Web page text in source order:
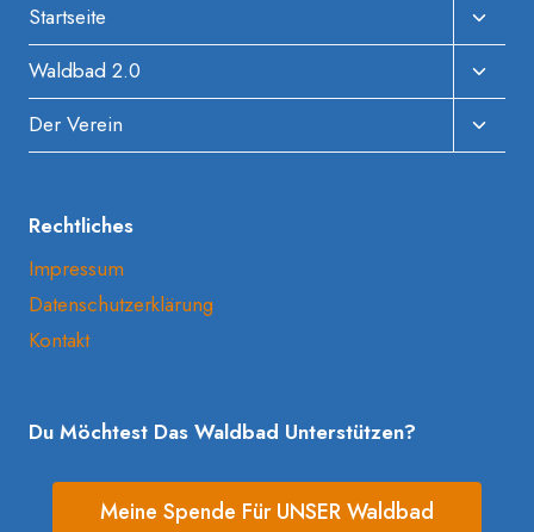
Startseite
Waldbad 2.0
Der Verein
Rechtliches
Impressum
Datenschutzerklärung
Kontakt
Du Möchtest Das Waldbad Unterstützen?
Meine Spende Für UNSER Waldbad